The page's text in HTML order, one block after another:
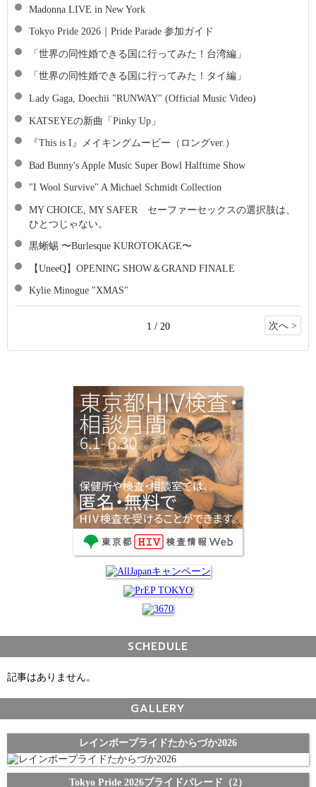
Madonna LIVE in New York
Tokyo Pride 2026｜Pride Parade 参加ガイド
「世界の同性婚できる国に行ってみた！台湾編」
「世界の同性婚できる国に行ってみた！タイ編」
Lady Gaga, Doechii "RUNWAY" (Official Music Video)
KATSEYEの新曲「Pinky Up」
『This is I』メイキングムービー（ロングver.）
Bad Bunny's Apple Music Super Bowl Halftime Show
"I Wool Survive" A Michael Schmidt Collection
MY CHOICE, MY SAFER セーファーセックスの選択肢は、
ひとつじゃない。
黒蜥蜴 〜Burlesque KUROTOKAGE〜
【UneeQ】OPENING SHOW＆GRAND FINALE
Kylie Minogue "XMAS"
1 / 20 次へ >
SCHEDULE
記事はありません。
GALLERY
レインボープライドたからづか2026
Tokyo Pride 2026プライドパレード（2）